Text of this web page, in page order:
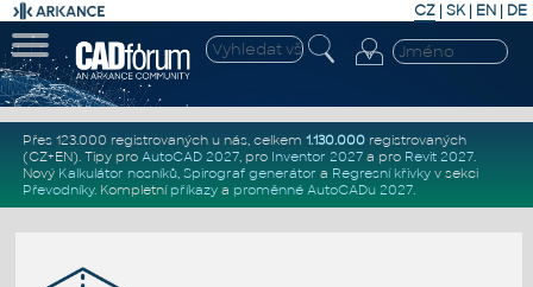
CZ | SK| EN | DE
Přes 123.000 registrovaných u nás, celkem 1.130.000registrovaných
(CZ+EN). Tipy pro AutoCAD 2027, pro Inventor 2027a pro Revit 2027.
Nový Kalkulátor nosníků, Spirograf generátor a Regresní křivkyv sekci
Převodníky. Kompletní příkazya proměnné AutoCADu 2027.